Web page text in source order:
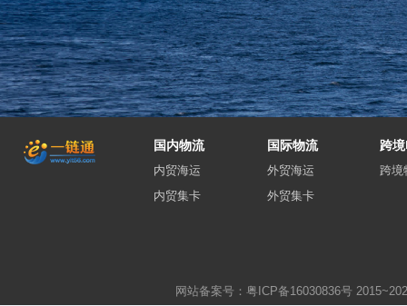
国内物流
内贸海运
内贸集卡
国际物流
外贸海运
外贸集卡
跨
跨境
网站备案号：粤ICP备16030836号 2015~